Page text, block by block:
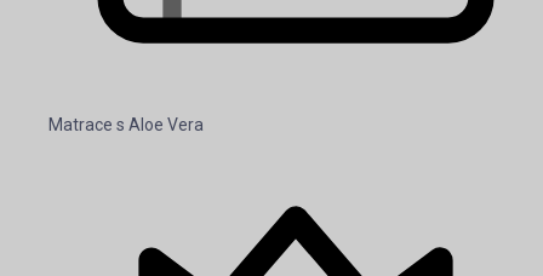
Matrace s Aloe Vera